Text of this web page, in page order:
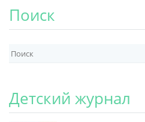
Поиск
Детский журнал